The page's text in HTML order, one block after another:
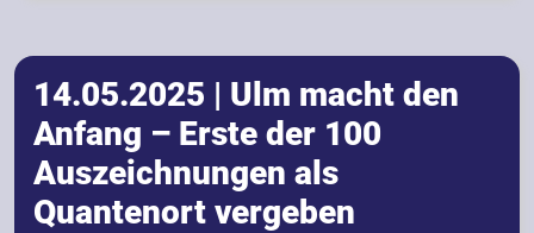
14.05.2025 | Ulm macht den
Anfang – Erste der 100
Auszeichnungen als
Quantenort vergeben